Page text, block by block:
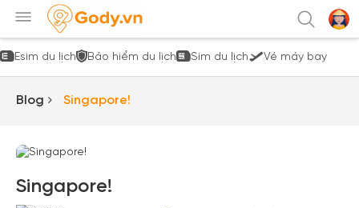
Esim du lịch Bảo hiểm du lịch Sim du lịch Vé máy bay
Blog Singapore!
Singapore!